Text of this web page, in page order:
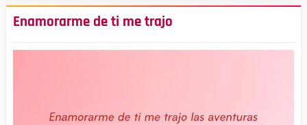
MAMA
AMOR
NOVIA
ESPOSO
Enamorarme de ti me trajo